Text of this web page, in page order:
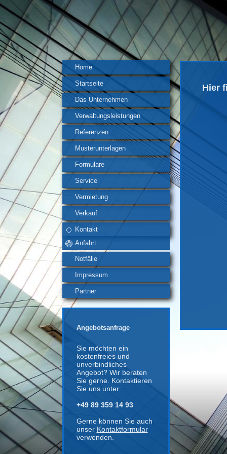
Home
Startseite
Das Unternehmen
Verwaltungsleistungen
Referenzen
Musterunterlagen
Formulare
Service
Vermietung
Verkauf
Kontakt
Anfahrt
Notfälle
Impressum
Partner
Angebotsanfrage
Sie möchten ein
kostenfreies und
unverbindliches
Angebot? Wir beraten
Sie gerne. Kontaktieren
Sie uns unter:
+49 89 359 14 93
Gerne können Sie auch
unser Kontaktformular
verwenden.
Hier